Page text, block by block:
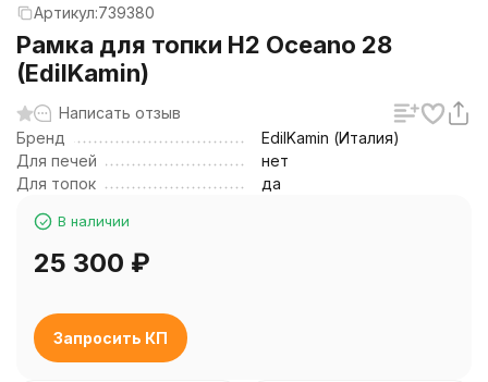
Артикул:739380
Рамка для топки H2 Oceano 28
(EdilKamin)
Написать отзыв
Бренд
EdilKamin (Италия)
Для печей
нет
Для топок
да
В наличии
25 300 ₽
Запросить КП